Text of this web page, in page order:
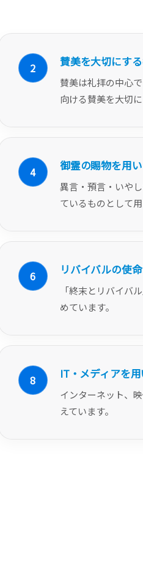
2 賛美を大切にす
賛美は礼拝の中心
向ける賛美を大切に
4 御霊の賜物を用
異言・預言・いや
ているものとして用
6 リバイバルの使
「終末とリバイバ
めています。
8 IT・メディアを
インターネット、
えています。